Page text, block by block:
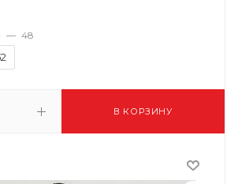
В КОРЗИНУ
— 48